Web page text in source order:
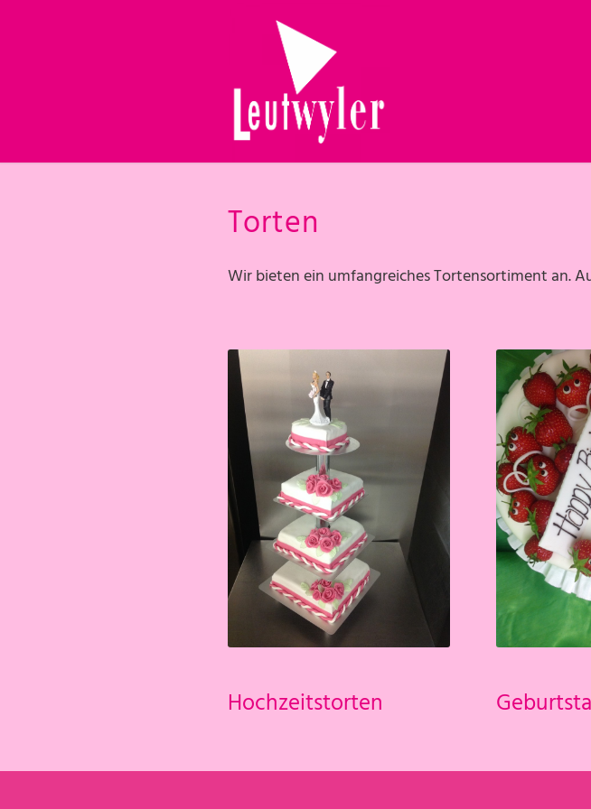
Torten
Wir bieten ein umfangreiches Tortensortiment an.
Hochzeitstorten